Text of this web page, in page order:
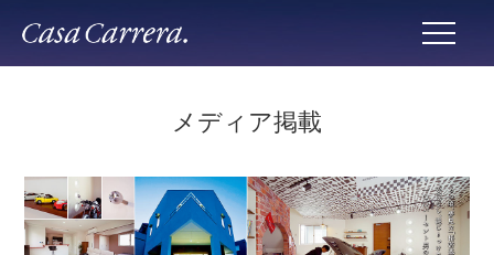
メディア掲載